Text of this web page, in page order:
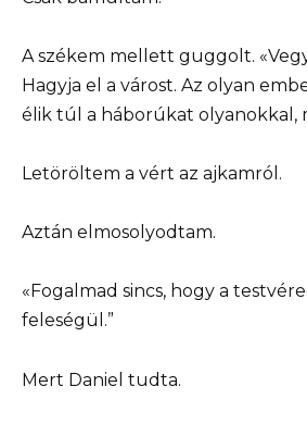
A székem mellett guggolt.
Hagyja el a várost. Az olyan
élik túl a háborúkat olyanokkal,
Letöröltem a vért az ajkamról.
Aztán elmosolyodtam.
«Fogalmad sincs, hogy a
feleségül.”
Mert Daniel tudta.